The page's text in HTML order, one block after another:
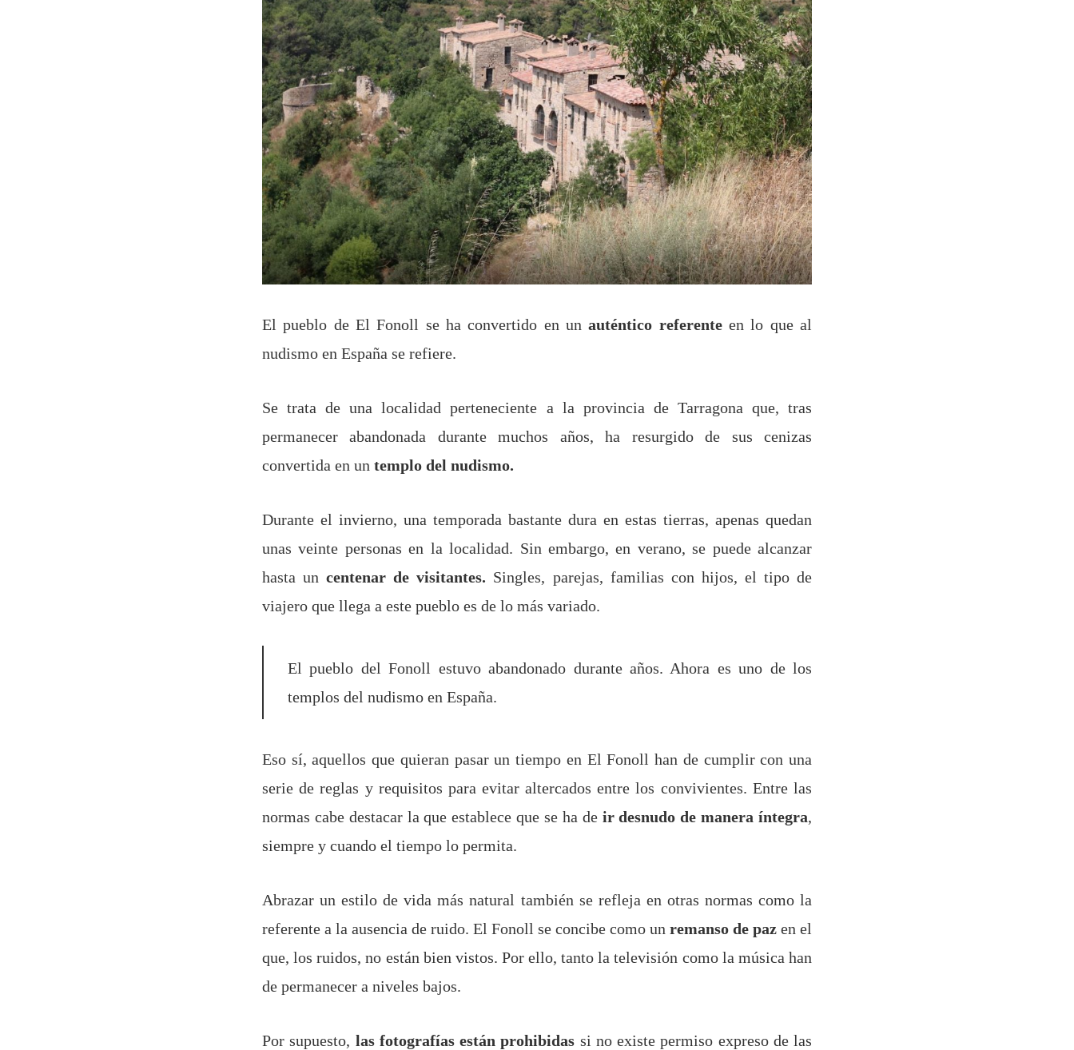
El pueblo de El Fonoll se ha convertido en unauténtico referenteen lo que al
nudismo en España se refiere.
Se trata de una localidad perteneciente a la provincia de Tarragona que, tras
permanecer abandonada durante muchos años, ha resurgido de sus cenizas
convertida en un templo del nudismo.
Durante el invierno, una temporada bastante dura en estas tierras, apenas quedan
unas veinte personas en la localidad. Sin embargo, en verano, se puede alcanzar
hasta uncentenar de visitantes. Singles, parejas, familias con hijos, el tipo de
viajero que llega a este pueblo es de lo más variado.
El pueblo del Fonoll estuvo abandonado durante años. Ahora es uno de los
templos del nudismo en España.
Eso sí, aquellos que quieran pasar un tiempo en El Fonoll han de cumplir con una
serie de reglas y requisitos para evitar altercados entre los convivientes. Entre las
normas cabe destacar la que establece que se ha de ir desnudo de manera íntegra,
siempre y cuando el tiempo lo permita.
Abrazar un estilo de vida más natural también se refleja en otras normas como la
referente a la ausencia de ruido. El Fonoll se concibe como un remanso de paz en el
que, los ruidos, no están bien vistos. Por ello, tanto la televisión como la música han
de permanecer a niveles bajos.
Por supuesto, las fotografías están prohibidas si no existe permiso expreso de las